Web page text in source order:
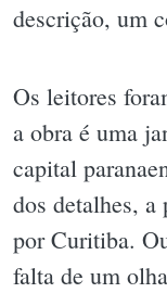
descrição, um
Os leitores
a obra é uma
capital
dos detalhes, a
por Curitiba.
falta de um